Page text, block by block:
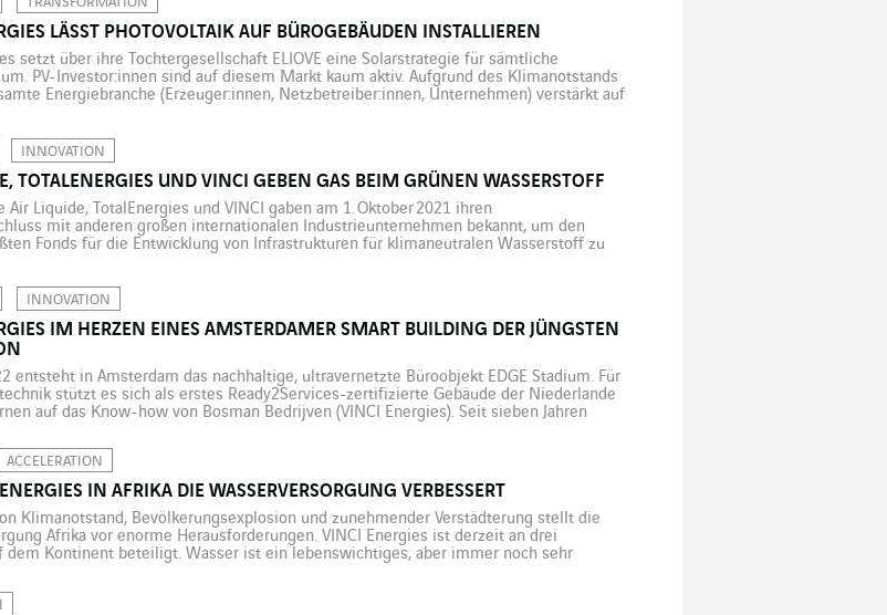
LÄSST PHOTOVOLTAIK AUF BÜROGEBÄUDEN INSTALLIEREN
setzt über ihre Tochtergesellschaft ELIOVE eine Solarstrategie für sämtliche
PV-Investor:innen sind auf diesem Markt kaum aktiv. Aufgrund des Klimanotstands
Energiebranche (Erzeuger:innen, Netzbetreiber:innen, Unternehmen) verstärkt auf
INNOVATION
TOTALENERGIES UND VINCI GEBEN GAS BEIM GRÜNEN WASSERSTOFF
Air Liquide, TotalEnergies und VINCI gaben am 1. Oktober 2021 ihren
mit anderen großen internationalen Industrieunternehmen bekannt, um den
Fonds für die Entwicklung von Infrastrukturen für klimaneutralen Wasserstoff zu
INNOVATION
IM HERZEN EINES AMSTERDAMER SMART BUILDING DER JÜNGSTEN
entsteht in Amsterdam das nachhaltige, ultravernetzte Büroobjekt EDGE Stadium. Für
stützt es sich als erstes Ready2Services-zertifizierte Gebäude der Niederlande
auf das Know-how von Bosman Bedrijven (VINCI Energies). Seit sieben Jahren
an der Spitze des […]
ACCELERATION
IN AFRIKA DIE WASSERVERSORGUNG VERBESSERT
Klimanotstand, Bevölkerungsexplosion und zunehmender Verstädterung stellt die
Afrika vor enorme Herausforderungen. VINCI Energies ist derzeit an drei
dem Kontinent beteiligt. Wasser ist ein lebenswichtiges, aber immer noch sehr
die Weltgemeinschaft, endlich alle Menschen ausreichend mit […]